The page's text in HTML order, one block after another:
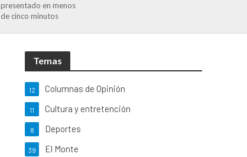
presentado en menos
de cinco minutos
Temas
Columnas de Opinión
12
Cultura y entretención
11
Deportes
8
El Monte
39